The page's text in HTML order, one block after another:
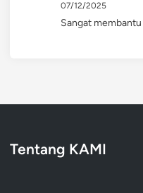
07/12/2025
Sangat
Tentang KAMI